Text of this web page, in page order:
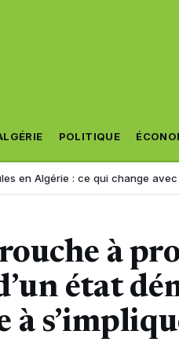
POLITIQUE
: ce qui change avec cette
à
état
à